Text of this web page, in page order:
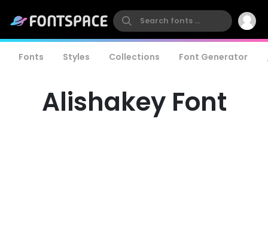
Fonts Styles Collections Font Generator
Alishakey Font